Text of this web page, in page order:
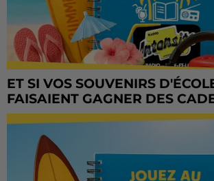
ET SI VOS SOUVENIRS
FAISAIENT GAGNER DES